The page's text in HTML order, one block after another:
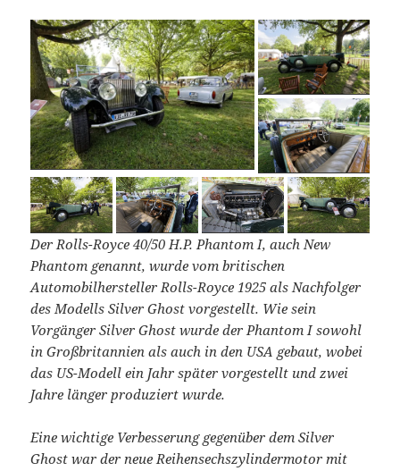
Der Rolls-Royce 40/50 H.P. Phantom I, auch New
Phantom genannt, wurde vom britischen
Automobilhersteller Rolls-Royce 1925 als Nachfolger
des Modells Silver Ghost vorgestellt. Wie sein
Vorgänger Silver Ghost wurde der Phantom I sowohl
in Großbritannien als auch in den USA gebaut, wobei
das US-Modell ein Jahr später vorgestellt und zwei
Jahre länger produziert wurde.
Eine wichtige Verbesserung gegenüber dem Silver
Ghost war der neue Reihensechszylindermotor mit